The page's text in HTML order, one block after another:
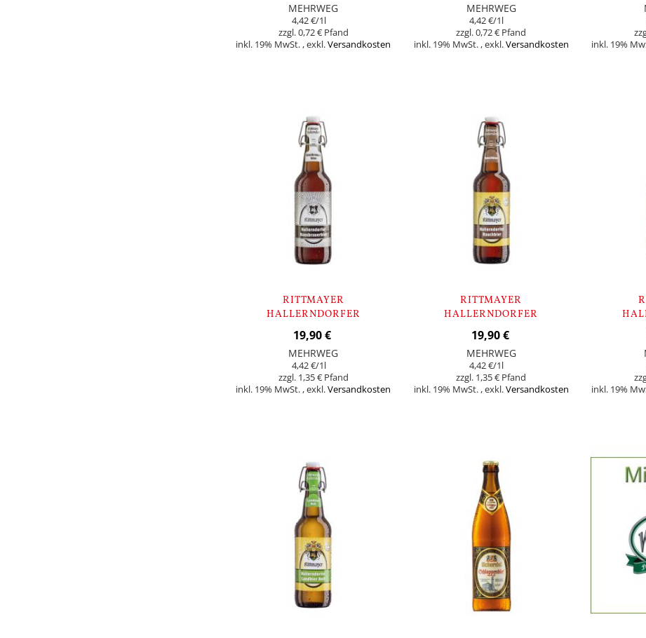
MEHRWEG
4,42 €/1l
0,72 €
inkl. 19% MwSt. ,exkl.Versandkosten
MEHRWEG
4,42 €/1l
0,72 €
inkl. 19% MwSt. ,exkl.Versandkosten
inkl. 19%
RITTMAYER
HALLERNDORFER
HAUSBRAUERBIER - 9
FLASCHEN
19,90 €
MEHRWEG
4,42 €/1l
1,35 €
inkl. 19% MwSt. ,exkl.Versandkosten
RITTMAYER
HALLERNDORFER
RAUCHBIER - 9 FLASCHEN
19,90 €
MEHRWEG
4,42 €/1l
1,35 €
inkl. 19% MwSt. ,exkl.Versandkosten
inkl. 19%